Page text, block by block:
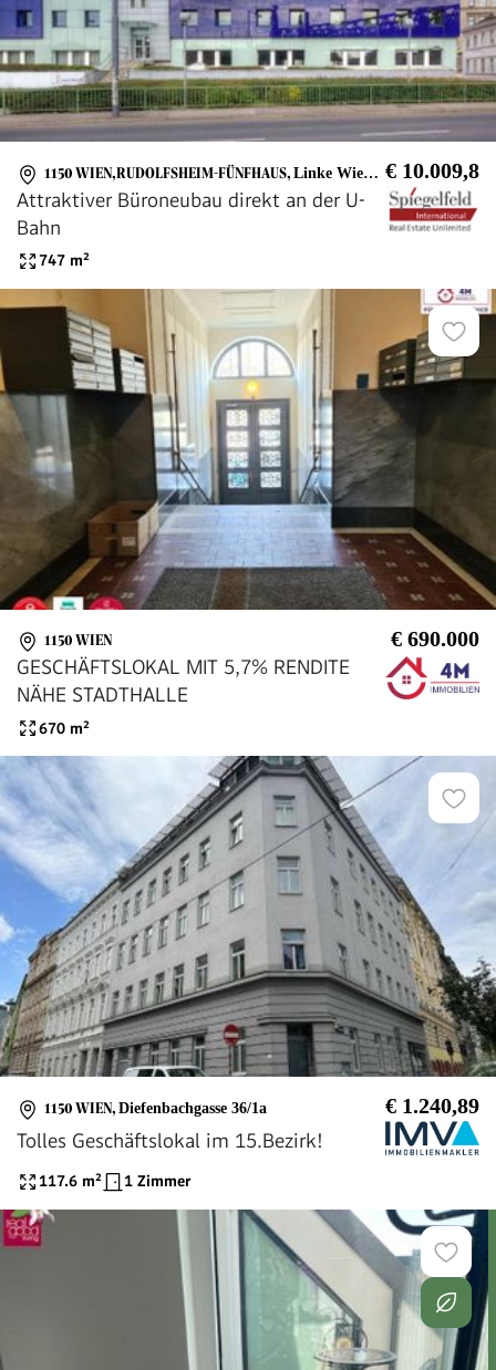
1150 WIEN,RUDOLFSHEIM-FÜNFHAUS, Linke Wienzeile € 10.009,8
Attraktiver Büroneubau direkt an der U-
Bahn
747 m²
1150 WIEN € 690.000
GESCHÄFTSLOKAL MIT 5,7% RENDITE
NÄHE STADTHALLE
670 m²
1150 WIEN, Diefenbachgasse 36/1a € 1.240,89
Tolles Geschäftslokal im 15.Bezirk!
117.6 m² 1 Zimmer